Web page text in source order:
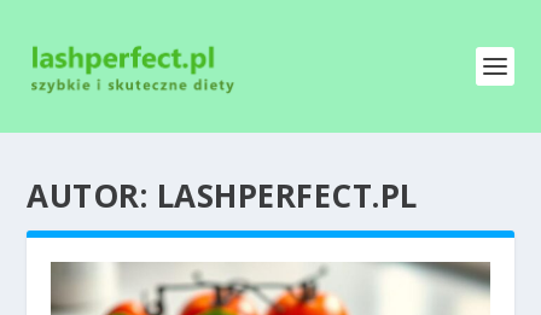
AUTOR: LASHPERFECT.PL